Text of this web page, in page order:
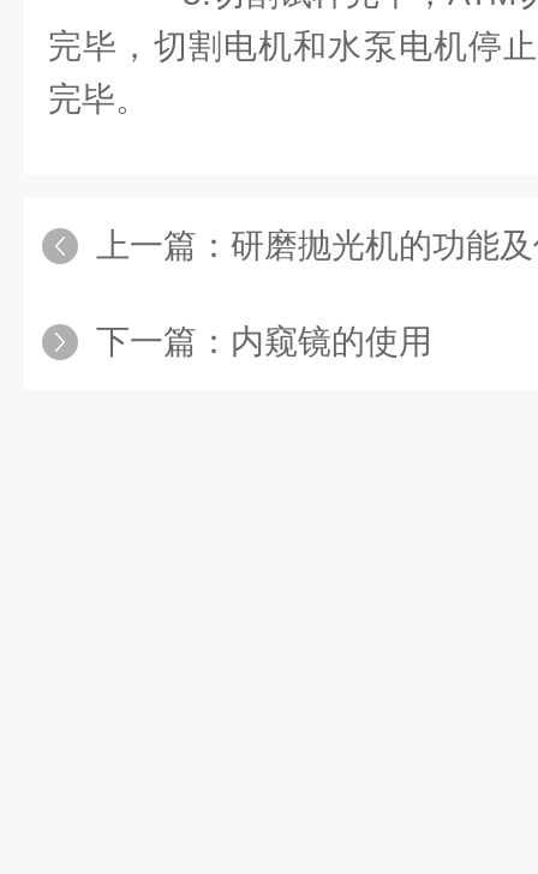
完毕，切割电机和水泵电机停
完毕。
上一篇： 研磨抛光机的功能
下一篇： 内窥镜的使用